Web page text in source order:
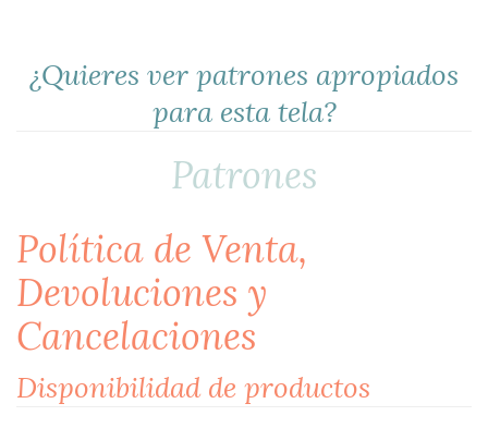
¿Quieres ver patrones apropiados
para esta tela?
Patrones
Política de Venta,
Devoluciones y
Cancelaciones
Disponibilidad de productos